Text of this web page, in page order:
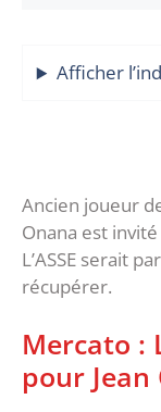
Afficher
Ancien joueur
Onana est
L’ASSE serait
récupérer.
Mercato :
pour Jean